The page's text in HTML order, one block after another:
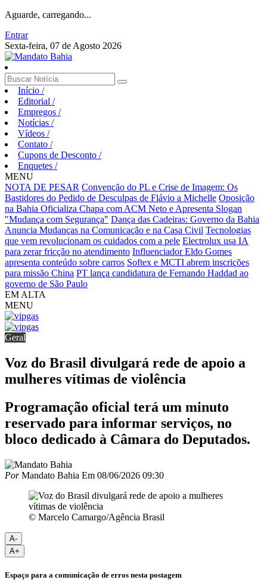
Aguarde, carregando...
Entrar
Sexta-feira, 07 de Agosto 2026
Início /
Editorial /
Empregos /
Notícias /
Vídeos /
Contato /
Cupons de Desconto /
Enquetes /
MENU
NOTA DE PESAR Convenção do PL e Crise de Imagem: Os
Bastidores do Pedido de Desculpas de Flávio a Michelle Oposição
na Bahia Oficializa Chapa com ACM Neto e Apresenta Slogan
"Mudança com Segurança" Dança das Cadeiras: Governo da Bahia
Anuncia Mudanças na Comunicação e na Casa Civil Tecnologias
que vem revolucionam os cuidados com a pele Electrolux usa IA
para zerar fricção no atendimento Influenciador Eldo Gomes
apresenta conteúdo sobre carros Softex e MCTI abrem inscrições
para missão China PT lança candidatura de Fernando Haddad ao
governo de São Paulo
EM ALTA
MENU
Geral
Voz do Brasil divulgará rede de apoio a
mulheres vítimas de violência
Programação oficial terá um minuto
reservado para informar serviços, no
bloco dedicado à Câmara do Deputados.
PorMandato Bahia Em 08/06/2026 09:30
© Marcelo Camargo/Agência Brasil
A-
A+
Espaço para a comunicação de erros nesta postagem